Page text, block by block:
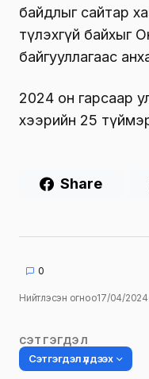
байдлыг сайтар
түлэхгүй байхыг
байгууллагаас
2024 он гарсаар
хээрийн 25
Share
0
Нийтлэсэн огноо17/04/2024
СЭТГЭГДЭЛ
Сэтгэгдэл үлдээх